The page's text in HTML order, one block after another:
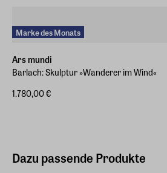
Marke des Monats
Ars mundi
Barlach: Skulptur »Wanderer im Wind«
1.780,00 €
Dazu passende Produkte